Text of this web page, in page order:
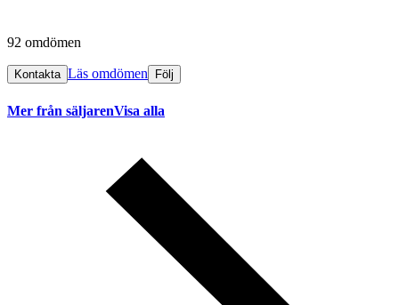
92 omdömen
Kontakta Läs omdömen Följ
Mer från säljarenVisa alla